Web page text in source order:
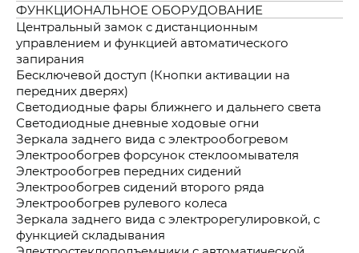
ФУНКЦИОНАЛЬНОЕ ОБОРУДОВАНИЕ
Центральный замок с дистанционным
управлением и функцией автоматического
запирания
Бесключевой доступ (Кнопки активации на
передних дверях)
Светодиодные фары ближнего и дальнего света
Светодиодные дневные ходовые огни
Зеркала заднего вида с электрообогревом
Электрообогрев форсунок стеклоомывателя
Электрообогрев передних сидений
Электрообогрев сидений второго ряда
Электрообогрев рулевого колеса
Зеркала заднего вида с электрорегулировкой, с
функцией складывания